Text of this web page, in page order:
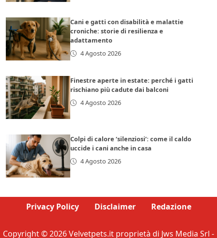
Cani e gatti con disabilità e malattie
croniche: storie di resilienza e
adattamento
4 Agosto 2026
Finestre aperte in estate: perché i gatti
rischiano più cadute dai balconi
4 Agosto 2026
Colpi di calore ‘silenziosi’: come il caldo
uccide i cani anche in casa
4 Agosto 2026
Privacy Policy Disclaimer Redazione
Copyright © 2026 Velvetpets.it proprietà di Jws Media Srl -